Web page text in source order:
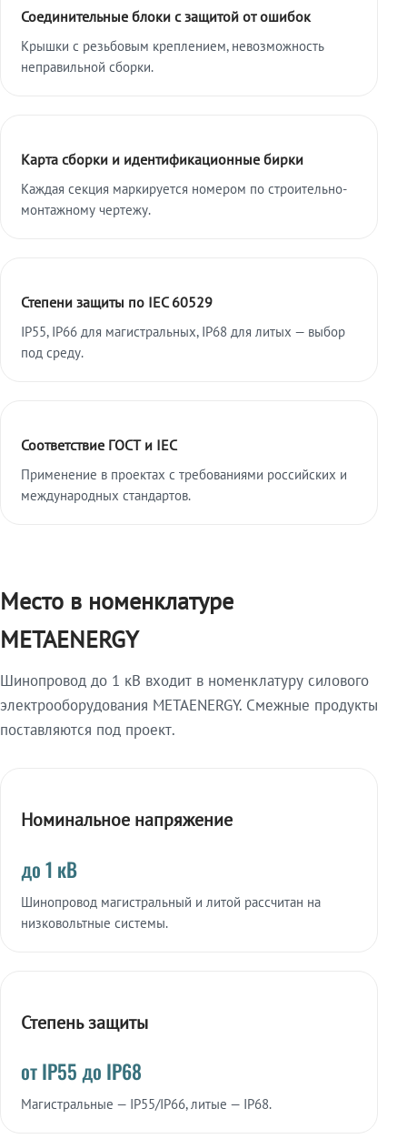
Соединительные блоки с защитой от ошибок
Крышки с резьбовым креплением, невозможность
неправильной сборки.
Карта сборки и идентификационные бирки
Каждая секция маркируется номером по строительно-
монтажному чертежу.
Степени защиты по IEC 60529
IP55, IP66 для магистральных, IP68 для литых — выбор
под среду.
Соответствие ГОСТ и IEC
Применение в проектах с требованиями российских и
международных стандартов.
Место в номенклатуре
METAENERGY
Шинопровод до 1 кВ входит в номенклатуру силового
электрооборудования METAENERGY. Смежные продукты
поставляются под проект.
Номинальное напряжение
до 1 кВ
Шинопровод магистральный и литой рассчитан на
низковольтные системы.
Степень защиты
от IP55 до IP68
Магистральные — IP55/IP66, литые — IP68.